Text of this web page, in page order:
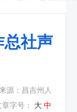
社声
源：昌吉州人
章字号： 大 中